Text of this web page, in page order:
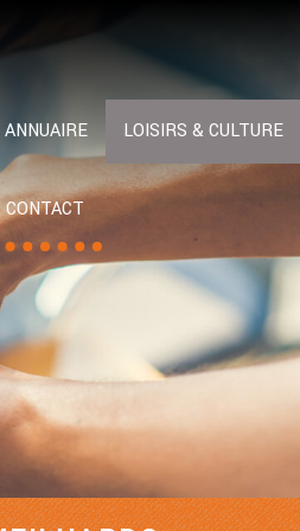
ANNUAIRE LOISIRS & CULTURE
CONTACT